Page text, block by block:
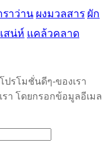
ราว่าน ผงมวลสาร ผัก
เสน่ห์ แคล้วคลาด
รโมชั่นดีๆ-ของเรา
รา โดยกรอกข้อมูลอีเมล